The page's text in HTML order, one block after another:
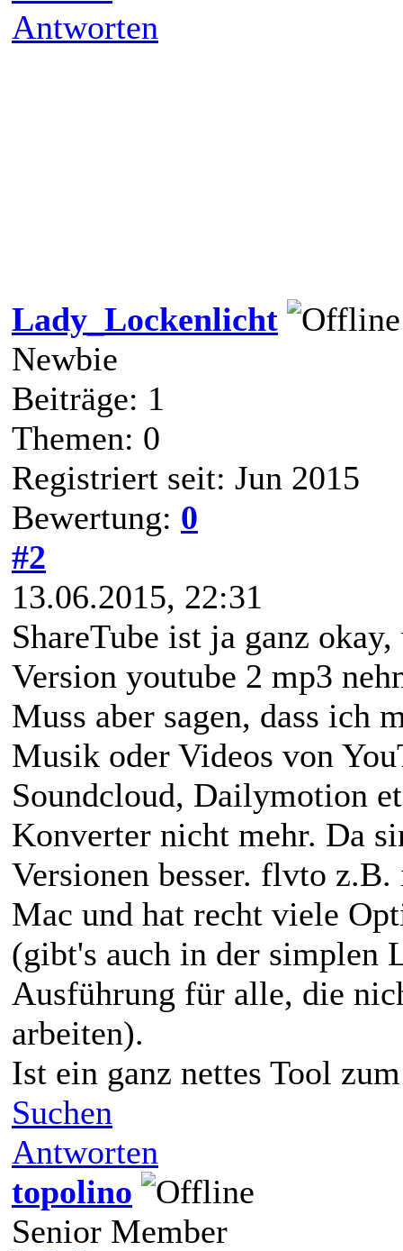
Antworten
Lady_Lockenlicht
Newbie
Beiträge: 1
Themen: 0
Registriert seit: Jun 2015
Bewertung: 0
#2
13.06.2015, 22:31
ShareTube ist ja ganz
Version youtube 2 mp3
Muss aber sagen, dass ich
Musik oder Videos von
Soundcloud, Dailymotion
Konverter nicht mehr. Da
Versionen besser. flvto
Mac und hat recht viele
(gibt's auch in der simplen
Ausführung für alle, die
arbeiten).
Ist ein ganz nettes Tool
Suchen
Antworten
topolino
Senior Member